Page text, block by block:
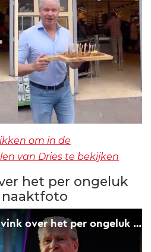
om in de
van Dries te bekijken
het per ongeluk
naaktfoto